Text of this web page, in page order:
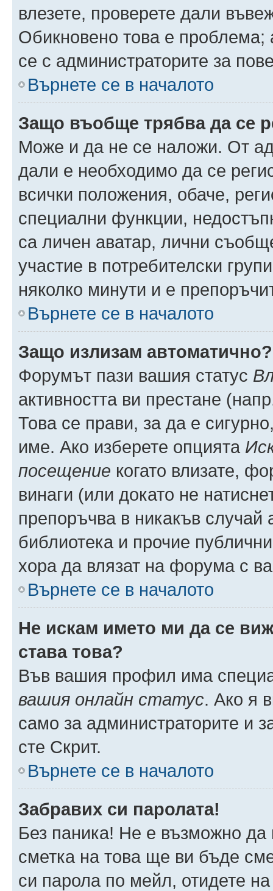
влезете, проверете дали
Обикновено това е проблема;
се с администраторите за
Върнете се в началото
Защо въобще трябва да се
Може и да не се наложи. От
дали е необходимо да се
всички положения, обаче,
специални функции,
са личен аватар, лични
участие в потребителски
няколко минути и е
Върнете се в началото
Защо излизам автоматично?
Форумът пази вашия статус
активността ви престане
Това се прави, за да е
име. Ако изберете опцията
посещение когато влизате,
винаги (или докато не
препоръчва в никакъв случай
библиотека и прочие
хора да влязат на форума с
Върнете се в началото
Не искам името ми да се
става това?
Във вашия профил има
вашия онлайн статус. Ако я
само за администраторите и
сте Скрит.
Върнете се в началото
Забравих си паролата!
Без паника! Не е възможно да
сметка на това ще ви бъде
си парола по мейл, отидете